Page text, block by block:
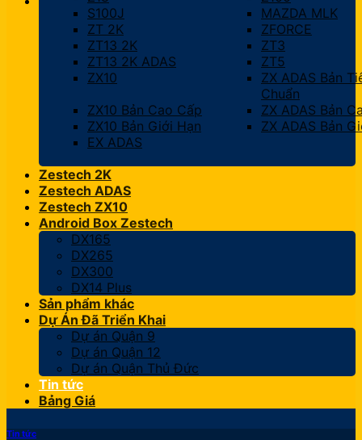
S100J
MAZDA MLK
ZT 2K
ZFORCE
ZT13 2K
ZT3
ZT13 2K ADAS
ZT5
ZX10
ZX ADAS Bản
Chuẩn
ZX10 Bản Cao Cấp
ZX ADAS Bản
ZX10 Bản Giới Hạn
ZX ADAS Bản
EX ADAS
Zestech 2K
Zestech ADAS
Zestech ZX10
Android Box Zestech
DX165
DX265
DX300
DX14 Plus
Sản phẩm khác
Dự Án Đã Triển Khai
Dự án Quận 9
Dự án Quận 12
Dự án Quận Thủ Đức
Tin tức
Bảng Giá
Tin tức